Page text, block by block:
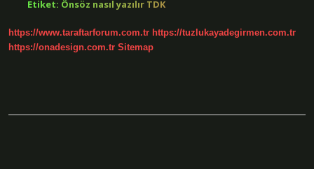
Etiket: Önsöz nasıl yazılır TDK
https://www.taraftarforum.com.tr https://tuzlukayadegirmen.com.tr
https://onadesign.com.tr Sitemap